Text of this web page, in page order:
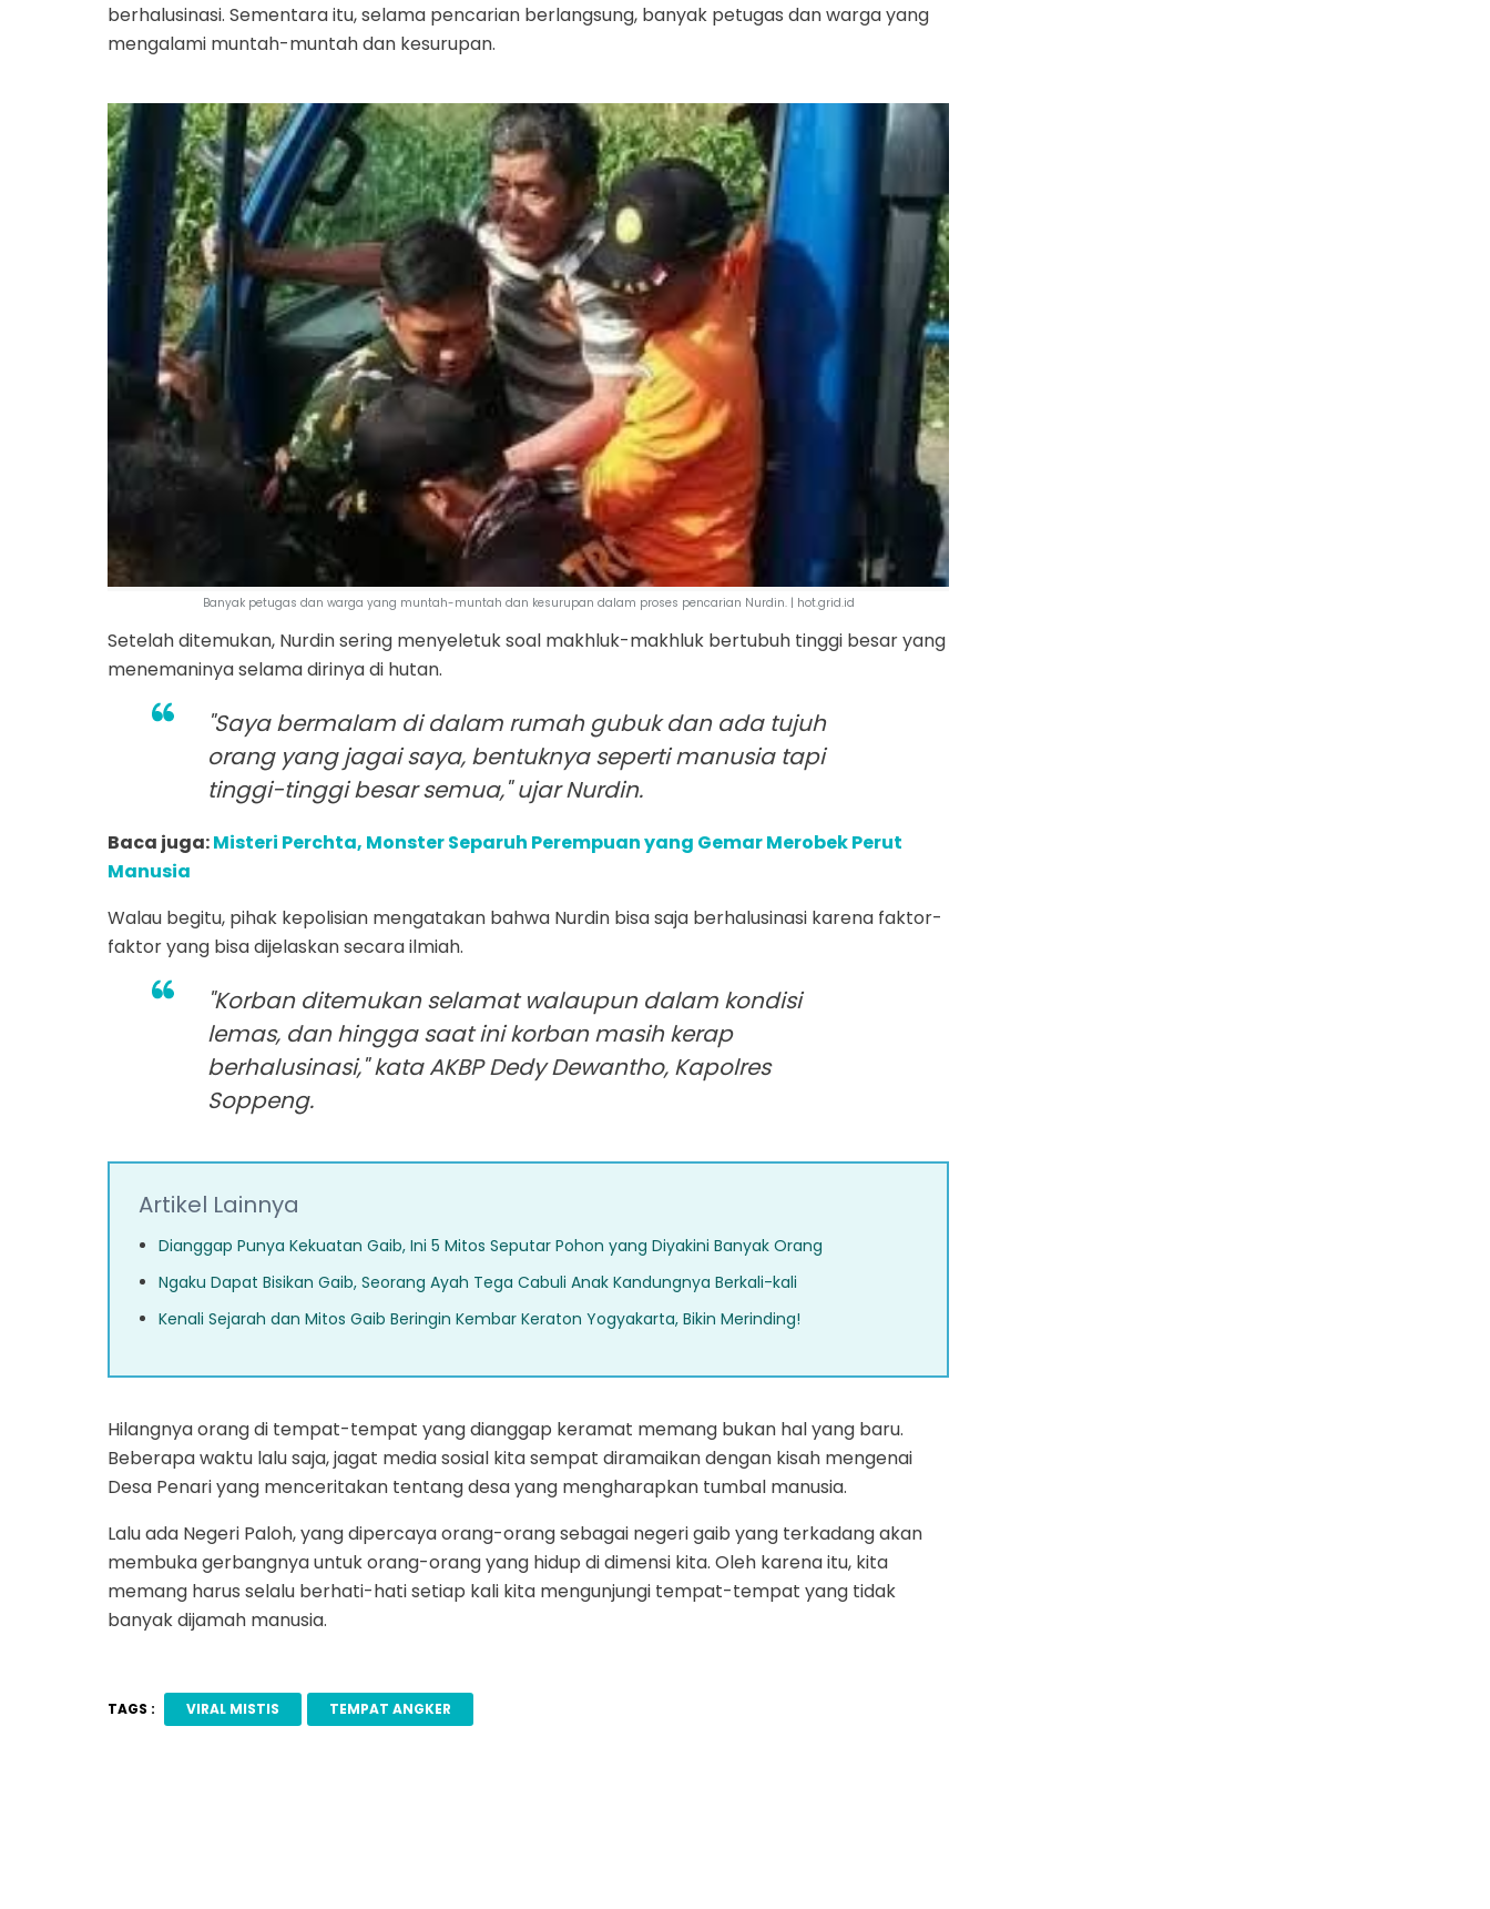
berhalusinasi. Sementara itu, selama pencarian berlangsung, banyak petugas dan warga yang
mengalami muntah-muntah dan kesurupan.
Banyak petugas dan warga yang muntah-muntah dan kesurupan dalam proses pencarian Nurdin. | hot.grid.id
Setelah ditemukan, Nurdin sering menyeletuk soal makhluk-makhluk bertubuh tinggi besar yang
menemaninya selama dirinya di hutan.
"Saya bermalam di dalam rumah gubuk dan ada tujuh
orang yang jagai saya, bentuknya seperti manusia tapi
tinggi-tinggi besar semua," ujar Nurdin.
Baca juga:Misteri Perchta, Monster Separuh Perempuan yang Gemar Merobek Perut
Manusia
Walau begitu, pihak kepolisian mengatakan bahwa Nurdin bisa saja berhalusinasi karena faktor-
faktor yang bisa dijelaskan secara ilmiah.
"Korban ditemukan selamat walaupun dalam kondisi
lemas, dan hingga saat ini korban masih kerap
berhalusinasi," kata AKBP Dedy Dewantho, Kapolres
Soppeng.
Artikel Lainnya
Dianggap Punya Kekuatan Gaib, Ini 5 Mitos Seputar Pohon yang Diyakini Banyak Orang
Ngaku Dapat Bisikan Gaib, Seorang Ayah Tega Cabuli Anak Kandungnya Berkali-kali
Kenali Sejarah dan Mitos Gaib Beringin Kembar Keraton Yogyakarta, Bikin Merinding!
Hilangnya orang di tempat-tempat yang dianggap keramat memang bukan hal yang baru.
Beberapa waktu lalu saja, jagat media sosial kita sempat diramaikan dengan kisah mengenai
Desa Penari yang menceritakan tentang desa yang mengharapkan tumbal manusia.
Lalu ada Negeri Paloh, yang dipercaya orang-orang sebagai negeri gaib yang terkadang akan
membuka gerbangnya untuk orang-orang yang hidup di dimensi kita. Oleh karena itu, kita
memang harus selalu berhati-hati setiap kali kita mengunjungi tempat-tempat yang tidak
banyak dijamah manusia.
TAGS : VIRAL MISTIS TEMPAT ANGKER